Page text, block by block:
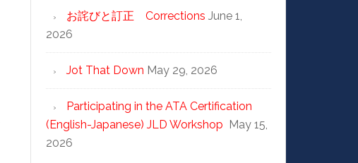
お詫びと訂正 Corrections June 1,
2026
Jot That Down May 29, 2026
Participating in the ATA Certification
(English-Japanese) JLD Workshop
May 15,
2026